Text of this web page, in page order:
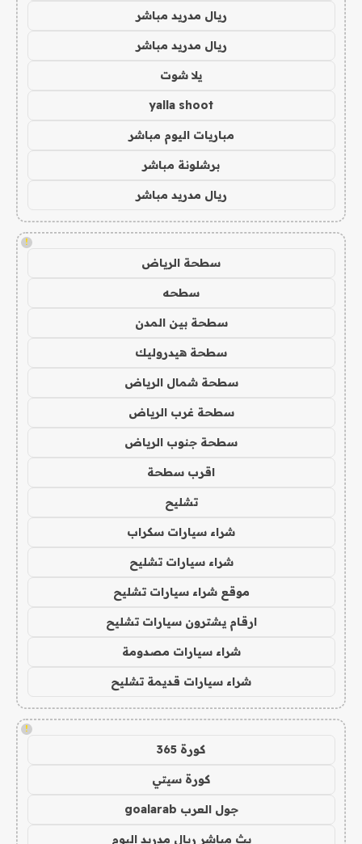
ريال مدريد مباشر
ريال مدريد مباشر
يلا شوت
yalla shoot
مباريات اليوم مباشر
برشلونة مباشر
ريال مدريد مباشر
!
سطحة الرياض
سطحه
سطحة بين المدن
سطحة هيدروليك
سطحة شمال الرياض
سطحة غرب الرياض
سطحة جنوب الرياض
اقرب سطحة
تشليح
شراء سيارات سكراب
شراء سيارات تشليح
موقع شراء سيارات تشليح
ارقام يشترون سيارات تشليح
شراء سيارات مصدومة
شراء سيارات قديمة تشليح
!
كورة 365
كورة سيتي
جول العرب goalarab
بث مباشر ريال مدريد اليوم